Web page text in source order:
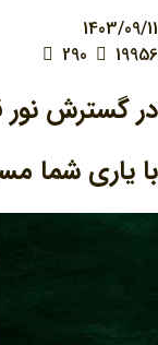
1403/09/11
19956
در گسترش نور
با یاری شما